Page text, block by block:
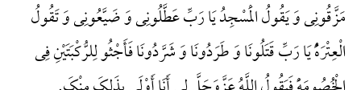
مَزَّقُونِی وَ یَقُولُ الْمَسْجِدُ یَا رَبِّ عَطَّلُونِی وَ ضَیَّعُونِی وَ تَقُولُ
الْعِتْرَهًُْ یَا رَبِّ قَتَلُونَا وَ طَرَدُونَا وَ شَرَّدُونَا فَأَجْثُو لِلرُّکْبَتَیْنِ فِی